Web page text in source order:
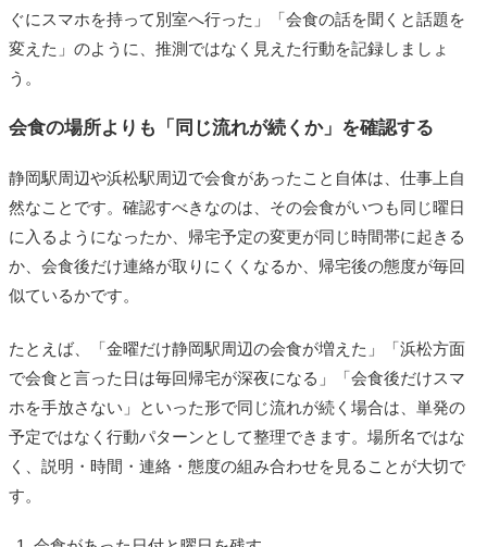
ぐにスマホを持って別室へ行った」「会食の話を聞くと話題を
変えた」のように、推測ではなく見えた行動を記録しましょ
う。
会食の場所よりも「同じ流れが続くか」を確認する
静岡駅周辺や浜松駅周辺で会食があったこと自体は、仕事上自
然なことです。確認すべきなのは、その会食がいつも同じ曜日
に入るようになったか、帰宅予定の変更が同じ時間帯に起きる
か、会食後だけ連絡が取りにくくなるか、帰宅後の態度が毎回
似ているかです。
たとえば、「金曜だけ静岡駅周辺の会食が増えた」「浜松方面
で会食と言った日は毎回帰宅が深夜になる」「会食後だけスマ
ホを手放さない」といった形で同じ流れが続く場合は、単発の
予定ではなく行動パターンとして整理できます。場所名ではな
く、説明・時間・連絡・態度の組み合わせを見ることが大切で
す。